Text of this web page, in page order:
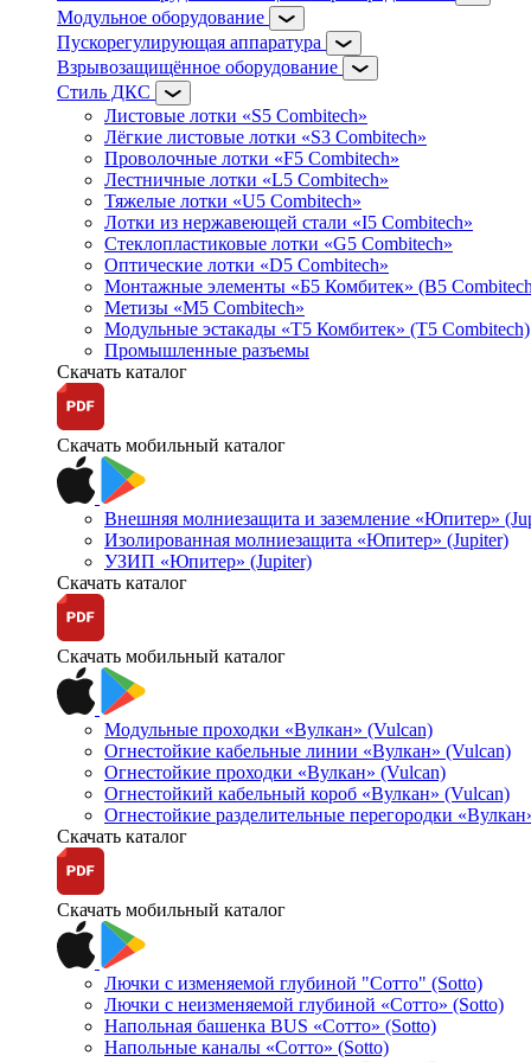
Модульное оборудование
Пускорегулирующая аппаратура
Взрывозащищённое оборудование
Стиль ДКС
Листовые лотки «S5 Combitech»
Лёгкие листовые лотки «S3 Combitech»
Проволочные лотки «F5 Combitech»
Лестничные лотки «L5 Combitech»
Тяжелые лотки «U5 Combitech»
Лотки из нержавеющей стали «I5 Combitech»
Стеклопластиковые лотки «G5 Combitech»
Оптические лотки «D5 Combitech»
Монтажные элементы «Б5 Комбитек» (B5
Метизы «M5 Combitech»
Модульные эстакады «Т5 Комбитек» (T5 Combitech)
Промышленные разъемы
Скачать каталог
Скачать мобильный каталог
Внешняя молниезащита и заземление «Юпитер»
Изолированная молниезащита «Юпитер» (Jupiter)
УЗИП «Юпитер» (Jupiter)
Скачать каталог
Скачать мобильный каталог
Модульные проходки «Вулкан» (Vulcan)
Огнестойкие кабельные линии «Вулкан» (Vulcan)
Огнестойкие проходки «Вулкан» (Vulcan)
Огнестойкий кабельный короб «Вулкан» (Vulcan)
Огнестойкие разделительные перегородки
Скачать каталог
Скачать мобильный каталог
Лючки с изменяемой глубиной "Сотто" (Sotto)
Лючки с неизменяемой глубиной «Сотто» (Sotto)
Напольная башенка BUS «Сотто» (Sotto)
Напольные каналы «Сотто» (Sotto)